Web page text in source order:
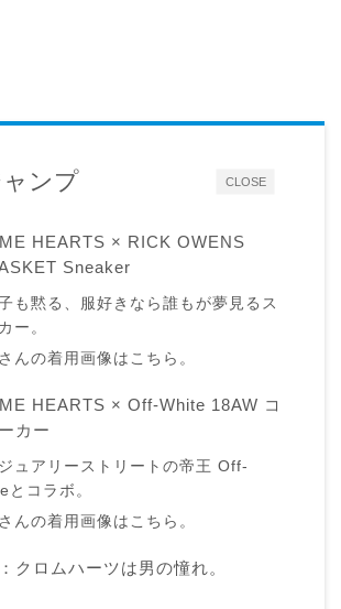
CLOSE
ンプ
HEARTS × RICK OWENS
Sneaker
も黙る、服好きなら誰もが夢見るス
ー。
んの着用画像はこちら。
HEARTS × Off-White 18AW コ
カー
ュアリーストリートの帝王 Off-
とコラボ。
んの着用画像はこちら。
クロムハーツは男の憧れ。